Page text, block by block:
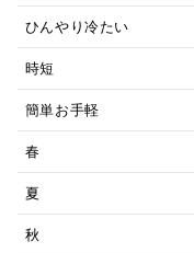
ひんやり冷たい
時短
簡単お手軽
春
夏
秋